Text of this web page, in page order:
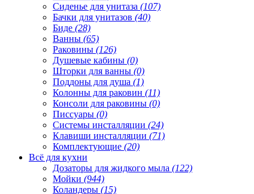
Сиденье для унитаза (107)
Бачки для унитазов (40)
Биде (28)
Ванны (65)
Раковины (126)
Душевые кабины (0)
Шторки для ванны (0)
Поддоны для душа (1)
Колонны для раковин (11)
Консоли для раковины (0)
Писсуары (0)
Системы инсталляции (24)
Клавиши инсталляции (71)
Комплектующие (20)
Всё для кухни
Дозаторы для жидкого мыла (122)
Мойки (944)
Коландеры (15)